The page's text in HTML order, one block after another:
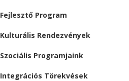
Fejlesztő Program
Kulturális Rendezvények
Szociális Programjaink
Integrációs Törekvések